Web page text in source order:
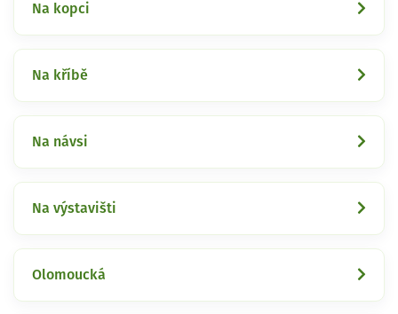
Na kopci
Na kříbě
Na návsi
Na výstavišti
Olomoucká